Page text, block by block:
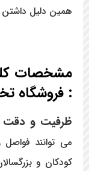
همین دلیل
مشخصات
: فروشگاه
ظرفیت و دقت
می توانند
کودکان و